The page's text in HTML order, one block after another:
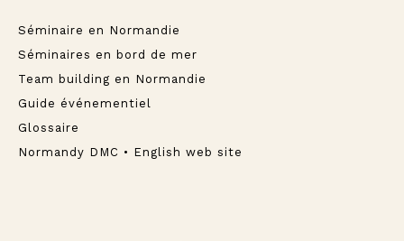
Séminaire en Normandie
Séminaires en bord de mer
Team building en Normandie
Guide événementiel
Glossaire
Normandy DMC • English web site